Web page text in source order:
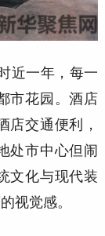
近一年，每一
市花园。酒店
店交通便利，
处市中心但闹
文化与现代装
视觉感。